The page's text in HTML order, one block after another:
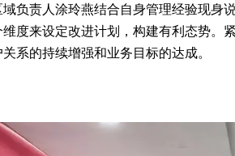
负责人涂玲燕结合自身管理经验现身
维度来设定改进计划，构建有利态势
系的持续增强和业务目标的达成。